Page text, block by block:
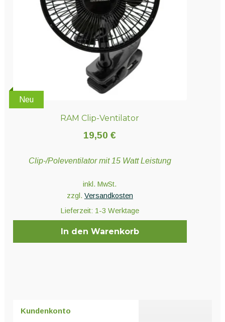
Produktseite
Neu
RAM Clip-Ventilator
19,50€
Clip-/Poleventilator mit 15 Watt Leistung
inkl. MwSt.
zzgl. Versandkosten
Lieferzeit: 1-3 Werktage
In den Warenkorb
Kundenkonto